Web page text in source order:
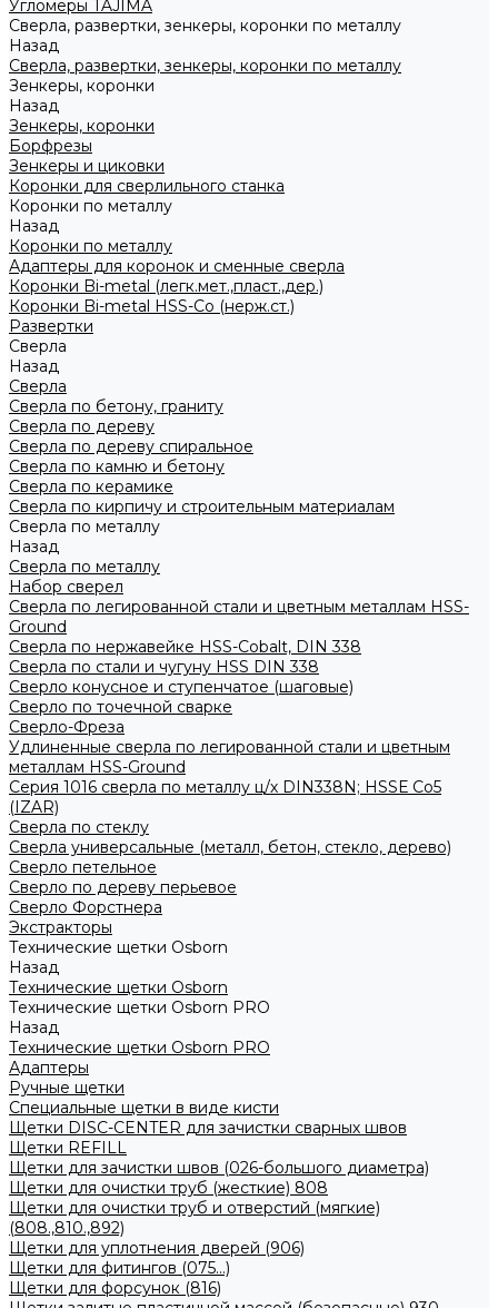
Угломеры TAJIMA
Сверла, развертки, зенкеры, коронки по металлу
Назад
Сверла, развертки, зенкеры, коронки по металлу
Зенкеры, коронки
Назад
Зенкеры, коронки
Борфрезы
Зенкеры и циковки
Коронки для сверлильного станка
Коронки по металлу
Назад
Коронки по металлу
Адаптеры для коронок и сменные сверла
Коронки Bi-metal (легк.мет.,пласт.,дер.)
Коронки Bi-metal HSS-Co (нерж.ст.)
Развертки
Сверла
Назад
Сверла
Сверла по бетону, граниту
Сверла по дереву
Сверла по дереву спиральное
Сверла по камню и бетону
Сверла по керамике
Сверла по кирпичу и строительным материалам
Сверла по металлу
Назад
Сверла по металлу
Набор сверел
Сверла по легированной стали и цветным металлам HSS-
Ground
Сверла по нержавейке HSS-Cobalt, DIN 338
Сверла по стали и чугуну HSS DIN 338
Сверло конусное и ступенчатое (шаговые)
Сверло по точечной сварке
Сверло-Фреза
Удлиненные сверла по легированной стали и цветным
металлам HSS-Ground
Серия 1016 сверла по металлу ц/х DIN338N; HSSЕ Со5
(IZAR)
Сверла по стеклу
Сверла универсальные (металл, бетон, стекло, дерево)
Сверло петельное
Сверло по дереву перьевое
Сверло Форстнера
Экстракторы
Технические щетки Osborn
Назад
Технические щетки Osborn
Технические щетки Osborn PRO
Назад
Технические щетки Osborn PRO
Адаптеры
Ручные щетки
Специальные щетки в виде кисти
Щетки DISC-CENTER для зачистки сварных швов
Щетки REFILL
Щетки для зачистки швов (026-большого диаметра)
Щетки для очистки труб (жесткие) 808
Щетки для очистки труб и отверстий (мягкие)
(808.,810.,892)
Щетки для уплотнения дверей (906)
Щетки для фитингов (075...)
Щетки для форсунок (816)